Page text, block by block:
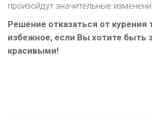
произойдут значительные
Решение отказаться от
избежное, если Вы хотите быть
красивыми!